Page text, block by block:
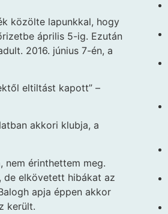
közölte lapunkkal, hogy
április 5-ig. Ezután
2016. június 7-én, a
eltiltást kapott” –
akkori klubja, a
nem érinthettem meg.
de elkövetett hibákat az
apja éppen akkor
került.